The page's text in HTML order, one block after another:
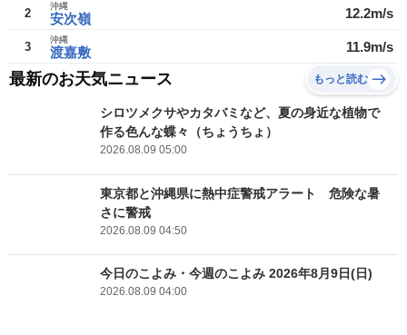
2 安次嶺
沖縄 12.2m/s
3 渡嘉敷
沖縄 11.9m/s
最新のお天気ニュース もっと読む
シロツメクサやカタバミなど、夏の身近な植物で
作る色んな蝶々（ちょうちょ）
2026.08.09 05:00
東京都と沖縄県に熱中症警戒アラート 危険な暑
さに警戒
2026.08.09 04:50
今日のこよみ・今週のこよみ 2026年8月9日(日)
2026.08.09 04:00